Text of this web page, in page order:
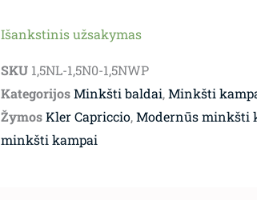
Išankstinis užsakymas
SKU 1,5NL-1,5N0-1,5NWP
Kategorijos Minkšti baldai,Minkšti
Žymos Kler Capriccio,Modernūs minkšti
minkšti kampai